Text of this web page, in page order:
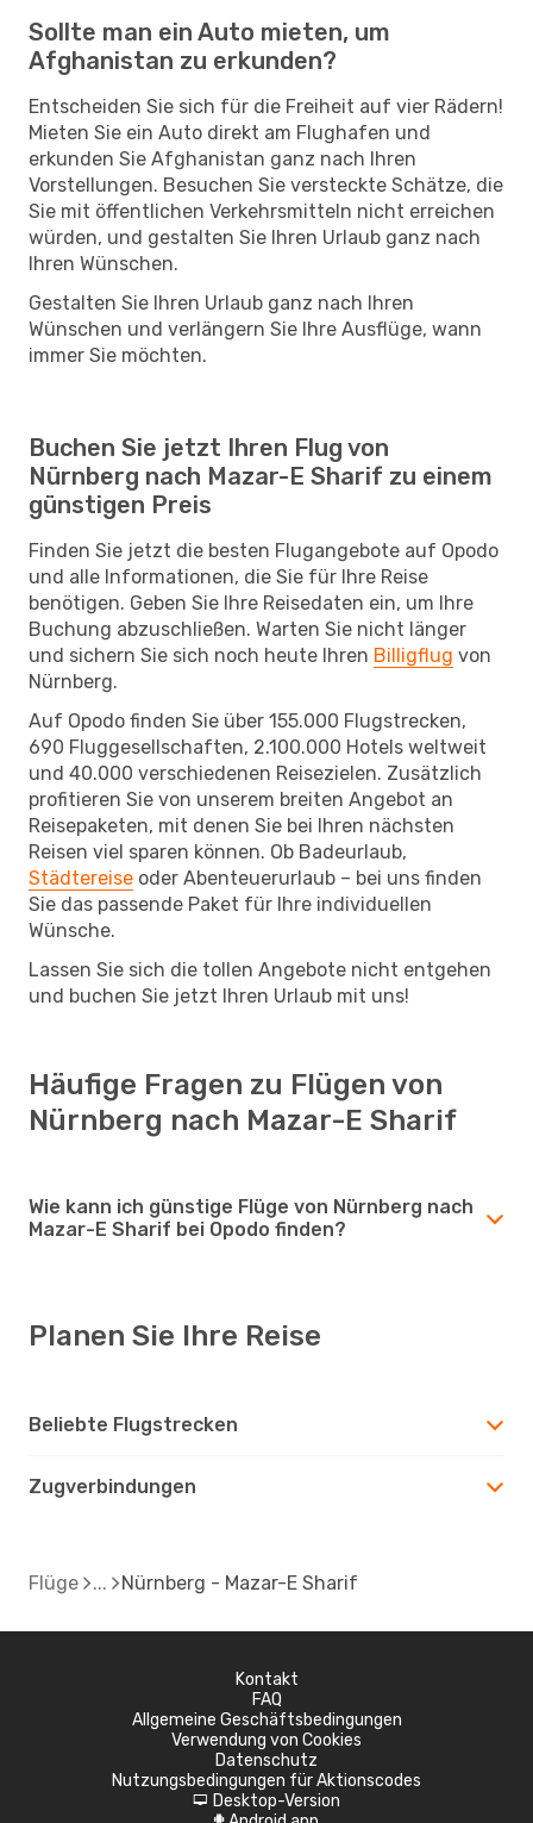
Sollte man ein Auto mieten, um
Afghanistan zu erkunden?
Entscheiden Sie sich für die Freiheit auf vier Rädern!
Mieten Sie ein Auto direkt am Flughafen und
erkunden Sie Afghanistan ganz nach Ihren
Vorstellungen. Besuchen Sie versteckte Schätze, die
Sie mit öffentlichen Verkehrsmitteln nicht erreichen
würden, und gestalten Sie Ihren Urlaub ganz nach
Ihren Wünschen.
Gestalten Sie Ihren Urlaub ganz nach Ihren
Wünschen und verlängern Sie Ihre Ausflüge, wann
immer Sie möchten.
Buchen Sie jetzt Ihren Flug von
Nürnberg nach Mazar-E Sharif zu einem
günstigen Preis
Finden Sie jetzt die besten Flugangebote auf Opodo
und alle Informationen, die Sie für Ihre Reise
benötigen. Geben Sie Ihre Reisedaten ein, um Ihre
Buchung abzuschließen. Warten Sie nicht länger
und sichern Sie sich noch heute Ihren Billigflug von
Nürnberg.
Auf Opodo finden Sie über 155.000 Flugstrecken,
690 Fluggesellschaften, 2.100.000 Hotels weltweit
und 40.000 verschiedenen Reisezielen. Zusätzlich
profitieren Sie von unserem breiten Angebot an
Reisepaketen, mit denen Sie bei Ihren nächsten
Reisen viel sparen können. Ob Badeurlaub,
Städtereise oder Abenteuerurlaub – bei uns finden
Sie das passende Paket für Ihre individuellen
Wünsche.
Lassen Sie sich die tollen Angebote nicht entgehen
und buchen Sie jetzt Ihren Urlaub mit uns!
Häufige Fragen zu Flügen von
Nürnberg nach Mazar-E Sharif
Wie kann ich günstige Flüge von Nürnberg nach
Mazar-E Sharif bei Opodo finden?
Planen Sie Ihre Reise
Beliebte Flugstrecken
Zugverbindungen
Flüge Nürnberg - Mazar-E Sharif
Kontakt
FAQ
Allgemeine Geschäftsbedingungen
Verwendung von Cookies
Datenschutz
Nutzungsbedingungen für Aktionscodes
d Desktop-Version